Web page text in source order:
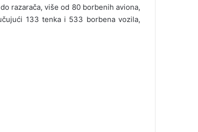
razarača, više od 80 borbenih aviona,
133 tenka i 533 borbena vozila,